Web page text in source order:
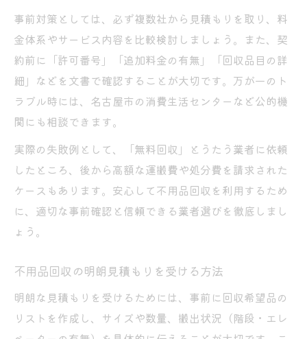
事前対策としては、必ず複数社から見積もりを取り、料
金体系やサービス内容を比較検討しましょう。また、契
約前に「許可番号」「追加料金の有無」「回収品目の詳
細」などを文書で確認することが大切です。万が一のト
ラブル時には、名古屋市の消費生活センターなど公的機
関にも相談できます。
実際の失敗例として、「無料回収」とうたう業者に依頼
したところ、後から高額な運搬費や処分費を請求された
ケースもあります。安心して不用品回収を利用するため
に、適切な事前確認と信頼できる業者選びを徹底しまし
ょう。
不用品回収の明朗見積もりを受ける方法
明朗な見積もりを受けるためには、事前に回収希望品の
リストを作成し、サイズや数量、搬出状況（階段・エレ